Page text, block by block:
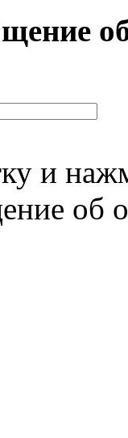
и
об